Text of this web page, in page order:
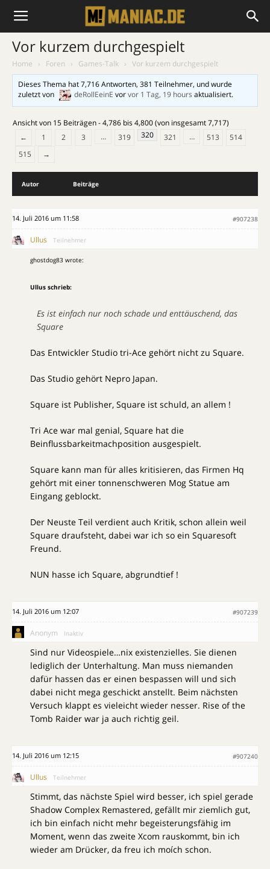
Vor kurzem durchgespielt
Home › Foren › Games-Talk › Vor kurzem durchgespielt
Dieses Thema hat 7,716 Antworten, 381 Teilnehmer, und wurde
zuletzt von
deRollEeinE vorvor 1 Tag, 19 hours aktualisiert.
Ansicht von 15 Beiträgen - 4,786 bis 4,800 (von insgesamt 7,717)
←
1 2 3 … 319 320 321 … 513
514
515
→
Autor Beiträge
14. Juli 2016 um 11:58 #907238
Ullus Teilnehmer
ghostdog83 wrote:
Ullus schrieb:
Es ist einfach nur noch schade und enttäuschend, das
Square
Das Entwickler Studio tri-Ace gehört nicht zu Square.
Das Studio gehört Nepro Japan.
Square ist Publisher, Square ist schuld, an allem !
Tri Ace war mal genial, Square hat die
Beinflussbarkeitmachposition ausgespielt.
Square kann man für alles kritisieren, das Firmen Hq
gehört mit einer tonnenschweren Mog Statue am
Eingang geblockt.
Der Neuste Teil verdient auch Kritik, schon allein weil
Square draufsteht, dabei war ich so ein Squaresoft
Freund.
NUN hasse ich Square, abgrundtief !
14. Juli 2016 um 12:07 #907239
Anonym Inaktiv
Sind nur Videospiele…nix existenzielles. Sie dienen
lediglich der Unterhaltung. Man muss niemanden
dafür hassen das er einen bespassen will und sich
dabei nicht mega geschickt anstellt. Beim nächsten
Versuch klappt es vieleicht wieder nesser. Rise of the
Tomb Raider war ja auch richtig geil.
14. Juli 2016 um 12:15 #907240
Ullus Teilnehmer
Stimmt, das nächste Spiel wird besser, ich spiel gerade
Shadow Complex Remastered, gefällt mir ziemlich gut,
ich bin einfach nicht mehr begeisterungsfähig im
Moment, wenn das zweite Xcom rauskommt, bin ich
wieder am Drücker, da freu ich moích schon.